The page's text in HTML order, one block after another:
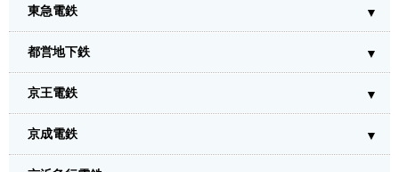
東急電鉄
都営地下鉄
京王電鉄
京成電鉄